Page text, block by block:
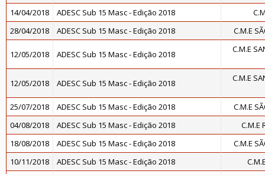
14/04/2018 ADESC Sub 15 Masc - Edição 2018
28/04/2018
ADESC Sub 15 Masc - Edição 2018 C.M.E
12/05/2018 ADESC Sub 15 Masc - Edição 2018 C.M.E
12/05/2018 ADESC Sub 15 Masc - Edição 2018 C.M.E
25/07/2018 ADESC Sub 15 Masc - Edição 2018
C.M.E
04/08/2018
ADESC Sub 15 Masc - Edição 2018
C.M.E
18/08/2018
ADESC Sub 15 Masc - Edição 2018
C.M.E
10/11/2018
ADESC Sub 15 Masc - Edição 2018